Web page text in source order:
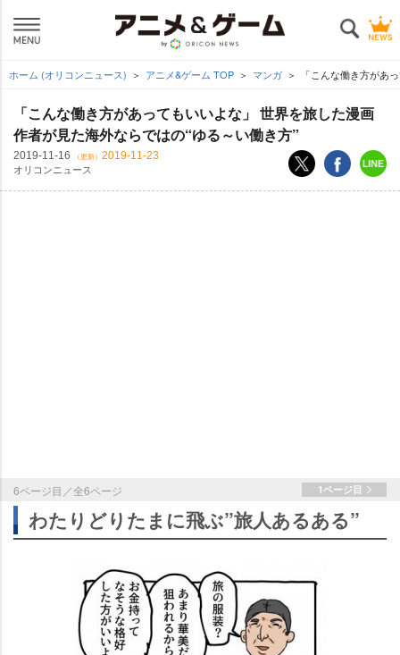
ホーム (オリコンニュース) アニメ&ゲーム TOP マンガ 「こんな働き方があ
「こんな働き方があってもいいよな」 世界を旅した漫画
作者が見た海外ならではの“ゆる～い働き方”
2019-11-16 （更新） 2019-11-23
オリコンニュース
6ページ目／全6ページ 1ページ目
わたりどりたまに飛ぶ”旅人あるある”